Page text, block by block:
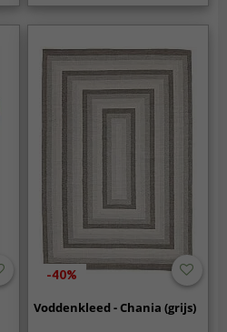
-40%
Voddenkleed - Chania (grijs)